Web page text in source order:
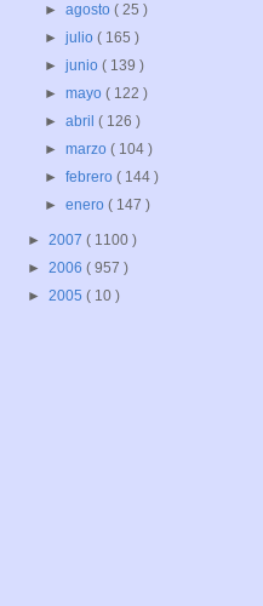
►agosto( 25 )
►julio( 165 )
►junio( 139 )
►mayo( 122 )
►abril( 126 )
►marzo( 104 )
►febrero( 144 )
►enero( 147 )
► 2007 ( 1100 )
► 2006 ( 957 )
► 2005 ( 10 )